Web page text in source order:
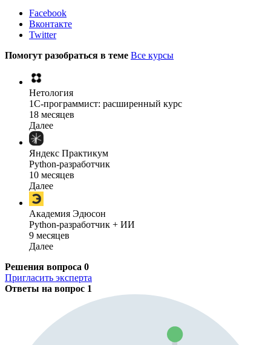
Facebook
Вконтакте
Twitter
Помогут разобраться в теме Все курсы
Нетология
1C-программист: расширенный курс
18 месяцев
Далее
Яндекс Практикум
Python-разработчик
10 месяцев
Далее
Академия Эдюсон
Python-разработчик + ИИ
9 месяцев
Далее
Решения вопроса 0
Пригласить эксперта
Ответы на вопрос 1